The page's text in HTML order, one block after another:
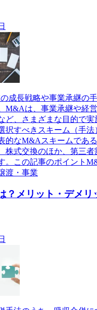
成長戦略や事業承継の
M&Aは、事業承継や経
ど、さまざまな目的で
択すべきスキーム（手
的なM&Aスキームであ
株式交換のほか、第三
。この記事のポイント
渡・事業
？メリット・デメリ